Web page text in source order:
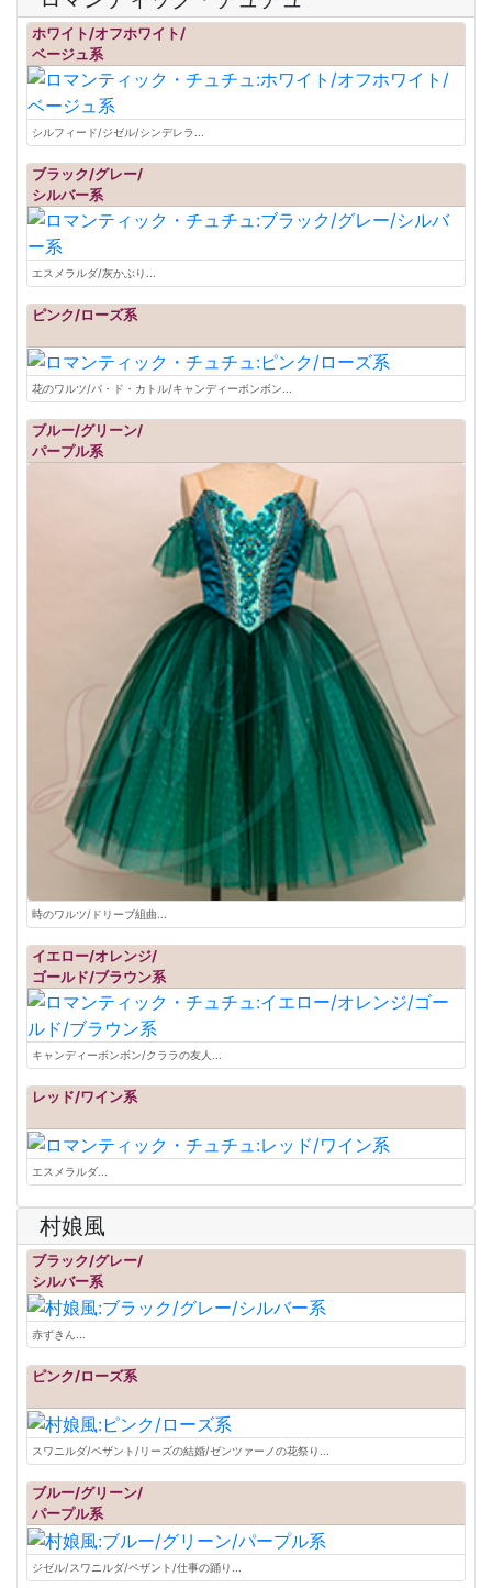
ホワイト/オフホワイト/
ベージュ系
シルフィード/ジゼル/シンデレラ...
ブラック/グレー/
シルバー系
エスメラルダ/灰かぶり...
ピンク/ローズ系
花のワルツ/パ・ド・カトル/キャンディーボンボン...
ブルー/グリーン/
パープル系
時のワルツ/ドリーブ組曲...
イエロー/オレンジ/
ゴールド/ブラウン系
キャンディーボンボン/クララの友人...
レッド/ワイン系
エスメラルダ...
村娘風
ブラック/グレー/
シルバー系
赤ずきん...
ピンク/ローズ系
スワニルダ/ペザント/リーズの結婚/ゼンツァーノの花祭り...
ブルー/グリーン/
パープル系
ジゼル/スワニルダ/ペザント/仕事の踊り...